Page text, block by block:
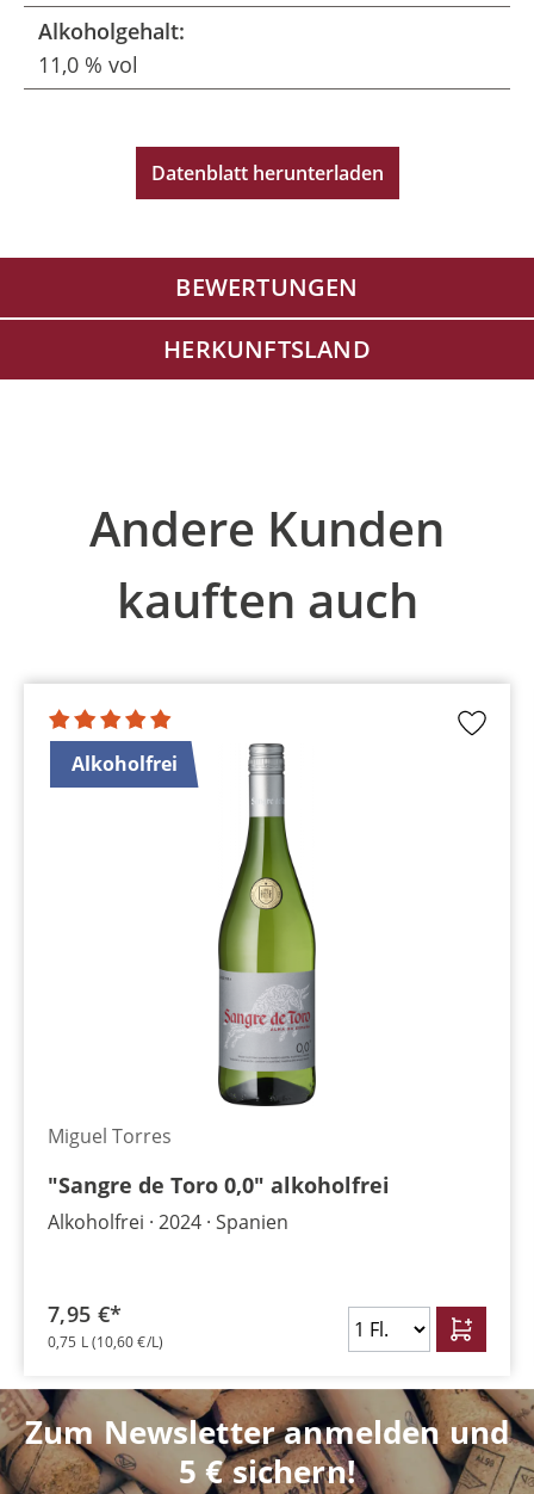
Alkoholgehalt:
11,0 % vol
Datenblatt herunterladen
BEWERTUNGEN
HERKUNFTSLAND
Andere Kunden
kauften auch
Alkoholfrei
Miguel Torres
"Sangre de Toro 0,0" alkoholfrei
Alkoholfrei 2024 Spanien
7,95 €*
0,75 L(10,60 €/L)
Zum Newsletter anmelden und
5 € sichern!